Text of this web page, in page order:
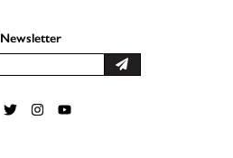
Newsletter